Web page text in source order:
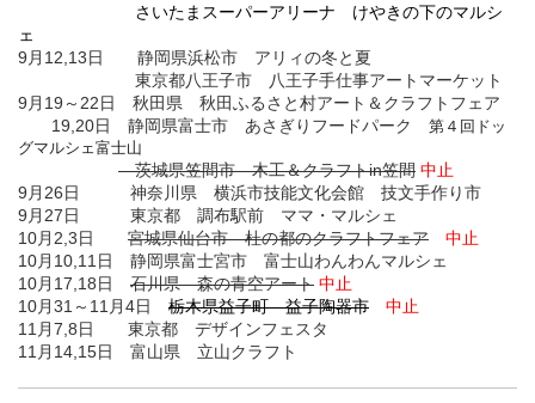
さいたまスーパーアリーナ けやきの下のマルシ
ェ
9月12,13日 静岡県浜松市 アリィの冬と夏
東京都八王子市 八王子手仕事アートマーケット
9月19～22日 秋田県 秋田ふるさと村アート＆クラフトフェア
19,20日 静岡県富士市 あさぎりフードパーク 第４回ドッ
グマルシェ富士山
茨城県笠間市 木工＆クラフトin笠間 中止
9月26日 神奈川県 横浜市技能文化会館 技文手作り市
9月27日 東京都 調布駅前 ママ・マルシェ
10月2,3日 宮城県仙台市 杜の都のクラフトフェア
中止
10月10,11日 静岡県富士宮市 富士山わんわんマルシェ
10月17,18日 石川県 森の青空アート 中止
10月31～11月4日 栃木県益子町 益子陶器市
中止
11月7,8日 東京都 デザインフェスタ
11月14,15日 富山県 立山クラフト